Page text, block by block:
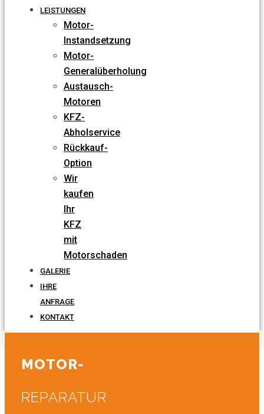
LEISTUNGEN
Motor-
Instandsetzung
Motor-
Generalüberholung
Austausch-
Motoren
KFZ-
Abholservice
Rückkauf-
Option
Wir
kaufen
Ihr
KFZ
mit
Motorschaden
GALERIE
IHRE
ANFRAGE
KONTAKT
MOTOR-
REPARATUR